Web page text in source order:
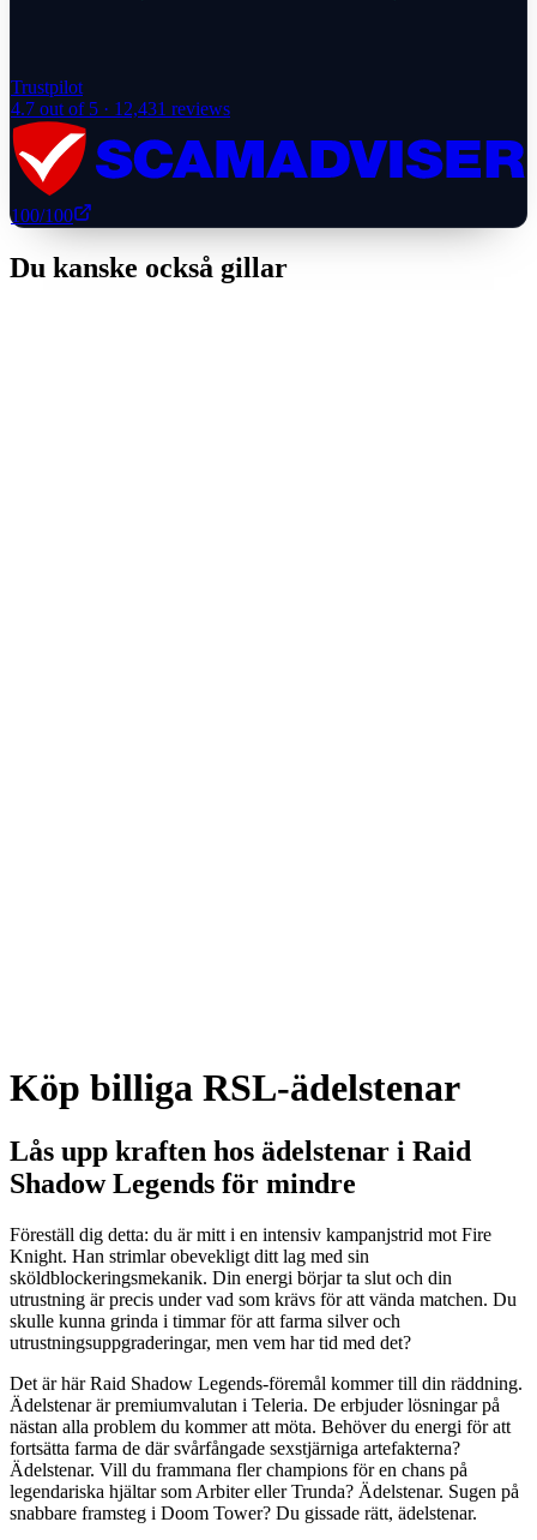
Trustpilot
4.7 out of 5 · 12,431 reviews
100/100
Du kanske också gillar
Köp billiga RSL-ädelstenar
Lås upp kraften hos ädelstenar i Raid
Shadow Legends för mindre
Föreställ dig detta: du är mitt i en intensiv kampanjstrid mot Fire
Knight. Han strimlar obevekligt ditt lag med sin
sköldblockeringsmekanik. Din energi börjar ta slut och din
utrustning är precis under vad som krävs för att vända matchen. Du
skulle kunna grinda i timmar för att farma silver och
utrustningsuppgraderingar, men vem har tid med det?
Det är här Raid Shadow Legends-föremål kommer till din räddning.
Ädelstenar är premiumvalutan i Teleria. De erbjuder lösningar på
nästan alla problem du kommer att möta. Behöver du energi för att
fortsätta farma de där svårfångade sexstjärniga artefakterna?
Ädelstenar. Vill du frammana fler champions för en chans på
legendariska hjältar som Arbiter eller Trunda? Ädelstenar. Sugen på
snabbare framsteg i Doom Tower? Du gissade rätt, ädelstenar.